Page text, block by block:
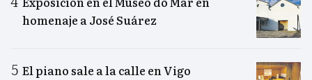
homenaje a José Suárez
El piano sale a la calle en Vigo